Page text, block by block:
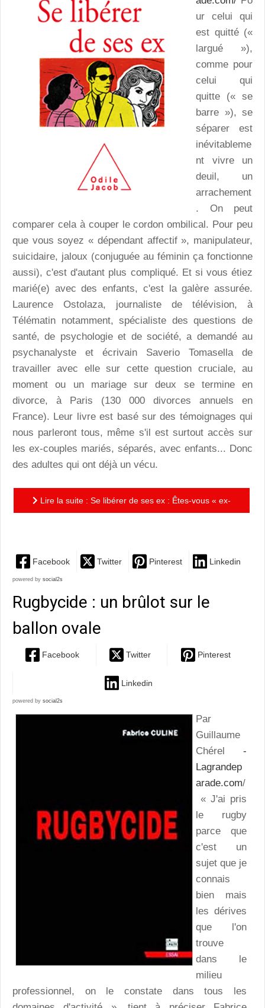
ur celui qui
est quitté («
largué »),
comme pour
celui qui
quitte (« se
barre »), se
séparer est
inévitableme
nt vivre un
deuil, un
arrachement
. On peut
comparer cela à couper le cordon ombilical. Pour peu
que vous soyez « dépendant affectif », manipulateur,
suicidaire, jaloux (conjuguée au féminin ça fonctionne
aussi), c'est d'autant plus compliqué. Et si vous étiez
marié(e) avec des enfants, c'est la galère assurée.
Laurence Ostolaza, journaliste de télévision, à
Télématin notamment, spécialiste des questions de
santé, de psychologie et de société, a demandé au
psychanalyste et écrivain Saverio Tomasella de
travailler avec elle sur cette question cruciale, au
moment ou un mariage sur deux se termine en
divorce, à Paris (130 000 divorces annuels en
France). Leur livre est basé sur des témoignages qui
nous parleront tous, même s'il est surtout accès sur
les ex-couples mariés, séparés, avec enfants... Donc
des adultes qui ont déjà un vécu.
Lire la suite : Se libérer de ses ex : Êtes-vous « ex-
Facebook Twitter Pinterest Linkedin
powered by social2s
Rugbycide : un brûlot sur le
ballon ovale
Facebook Twitter Pinterest
Linkedin
powered by social2s
Par
Guillaume
Chérel -
Lagrandep
arade.com/
« J'ai pris
le rugby
parce que
c'est un
sujet que je
connais
bien mais
les dérives
que l'on
trouve
dans le
milieu
professionnel, on le constate dans tous les